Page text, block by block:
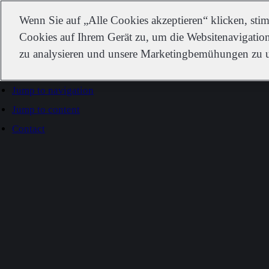
Jump to navigation
Jump to content
Contact
IDEXXWenn Sie auf „Alle Cookies akzeptieren“ klicken,
Cookies auf Ihrem Gerät zu, um die
zu analysieren und unsere Marketingbemühungen zu